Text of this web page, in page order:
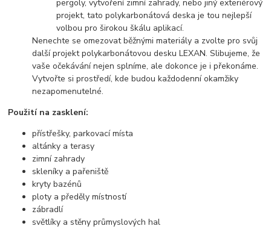
pergoly, vytvoření zimní zahrady, nebo jiný exteriérový
projekt, tato polykarbonátová deska je tou nejlepší
volbou pro širokou škálu aplikací.
Nenechte se omezovat běžnými materiály a zvolte pro svůj
další projekt polykarbonátovou desku LEXAN. Slibujeme, že
vaše očekávání nejen splníme, ale dokonce je i překonáme.
Vytvořte si prostředí, kde budou každodenní okamžiky
nezapomenutelné.
Použití na zasklení:
přístřešky, parkovací místa
altánky a terasy
zimní zahrady
skleníky a pařeniště
kryty bazénů
ploty a předěly místností
zábradlí
světlíky a stěny průmyslových hal